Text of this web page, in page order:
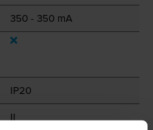
350 - 350 mA
IP20
II